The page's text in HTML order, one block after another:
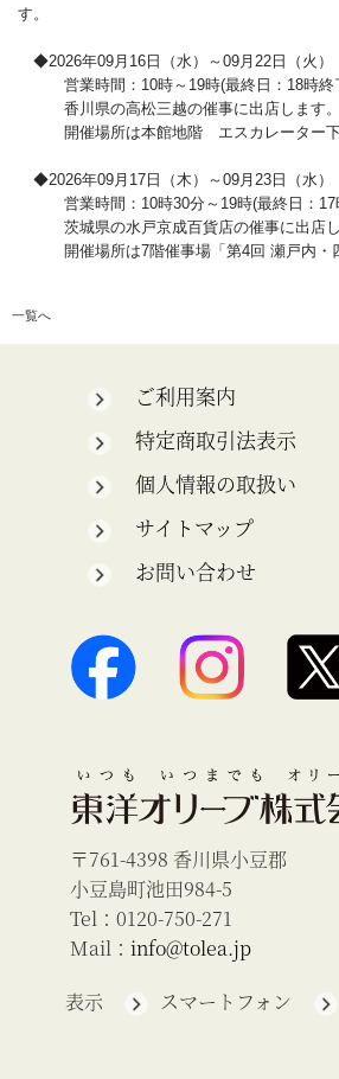
す。
◆2026年09月16日（水）～09月22日（火）
営業時間：10時～19時(最終日：18時終
香川県の高松三越の催事に出店します。
開催場所は本館地階 エスカレーター下
◆2026年09月17日（木）～09月23日（水）
営業時間：10時30分～19時(最終日：17
茨城県の水戸京成百貨店の催事に出店し
開催場所は7階催事場「第4回 瀬戸内・四
一覧へ
ご利用案内
特定商取引法表示
個人情報の取扱い
サイトマップ
お問い合わせ
〒761-4398 香川県小豆郡
小豆島町池田984-5
Tel：0120-750-271
Mail：info@tolea.jp
表示
スマートフォン